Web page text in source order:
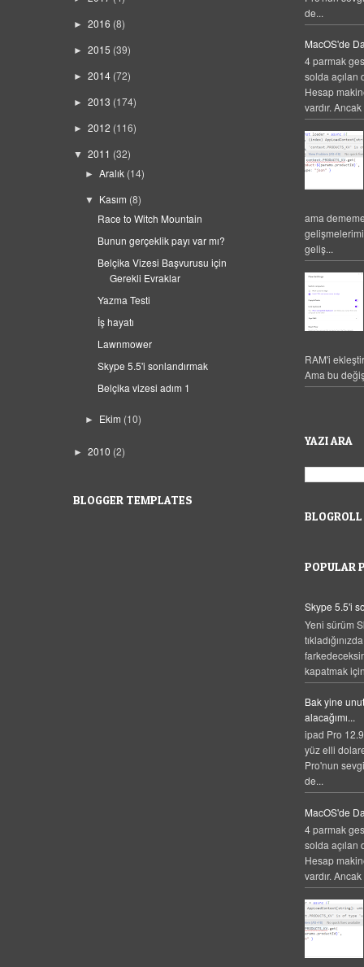
► 2016 (8)
► 2015 (39)
► 2014 (72)
► 2013 (174)
► 2012 (116)
▼ 2011 (32)
►Aralık (14)
▼ Kasım (8)
Race to Witch Mountain
Bunun gerçeklik payı var mı?
Belçika Vizesi Başvurusu için
Gerekli Evraklar
Yazma Testi
İş hayatı
Lawnmower
Skype 5.5'i sonlandırmak
Belçika vizesi adım 1
► Ekim (10)
► 2010 (2)
BLOGGER TEMPLATES
de...
MacOS'de
4 parmak
solda açılan
Hesap
vardır.
ama
geliş...
RAM'i
Ama bu
YAZI ARA
BLOGROLL
POPULAR
Skype 5.5'i
Yeni sürüm
kapatmak
Bak yine
alacağımı...
ipad Pro
yüz elli
Pro'nun
de...
MacOS'de
4 parmak
solda açılan
Hesap
vardır.